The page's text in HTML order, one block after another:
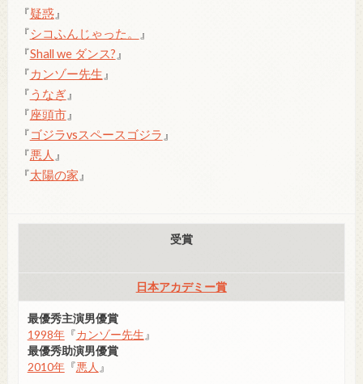
『疑惑』
『シコふんじゃった。
』
『Shall we ダンス? 』
『カンゾー先生 』
『うなぎ』
『座頭市』
『ゴジラvsスペースゴジラ 』
『悪人 』
『太陽の家 』
受賞
日本アカデミー賞
最優秀主演男優賞
1998年『カンゾー先生 』
最優秀助演男優賞
2010年『悪人 』